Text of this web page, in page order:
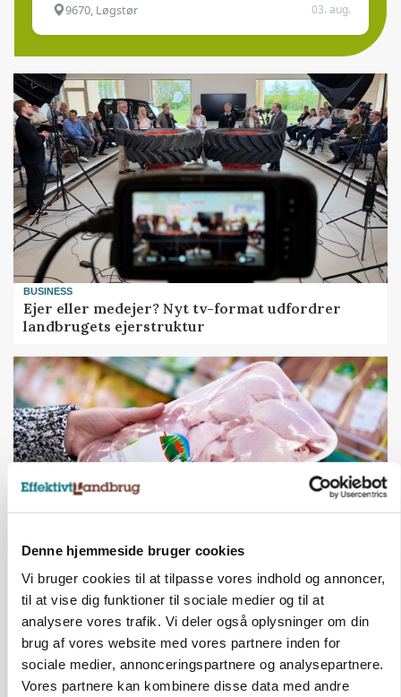
Denne hjemmeside bruger cookies
Vi bruger cookies til at tilpasse vores indhold og annoncer,
til at vise dig funktioner til sociale medier og til at
analysere vores trafik. Vi deler også oplysninger om din
brug af vores website med vores partnere inden for
sociale medier, annonceringspartnere og analysepartnere.
Vores partnere kan kombinere disse data med andre
9670, Løgstør 03. aug.
BUSINESS
Ejer eller medejer? Nyt tv-format udfordrer
landbrugets ejerstruktur
MARKEDSFOKUS
Prisgab på 20 kroner pr. kg vokser: Polsk kylling
presser markedet